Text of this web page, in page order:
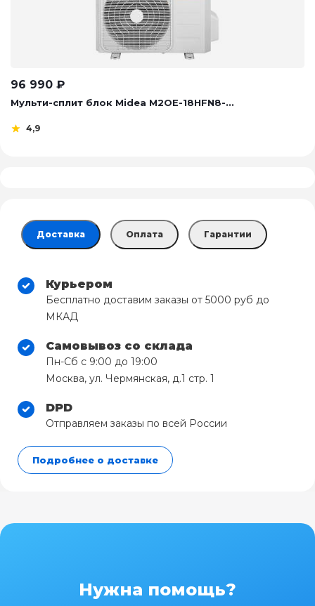
96 990 ₽
Мульти-сплит блок Midea M2OE-18HFN8-...
4,9
Доставка Оплата Гарантии
Курьером
Бесплатно доставим заказы от 5000 руб до
МКАД
Самовывоз со склада
Пн-Сб с 9:00 до 19:00
Москва, ул. Чермянская, д.1 стр. 1
DPD
Отправляем заказы по всей России
Подробнее о доставке
Нужна помощь?